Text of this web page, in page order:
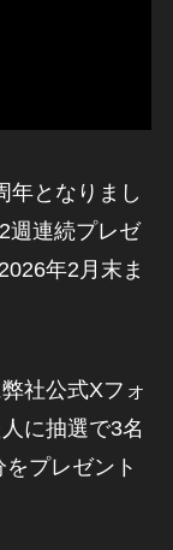
となりまし
週連続プレゼ
年2月末ま
社公式Xフォ
に抽選で3名
プレゼント